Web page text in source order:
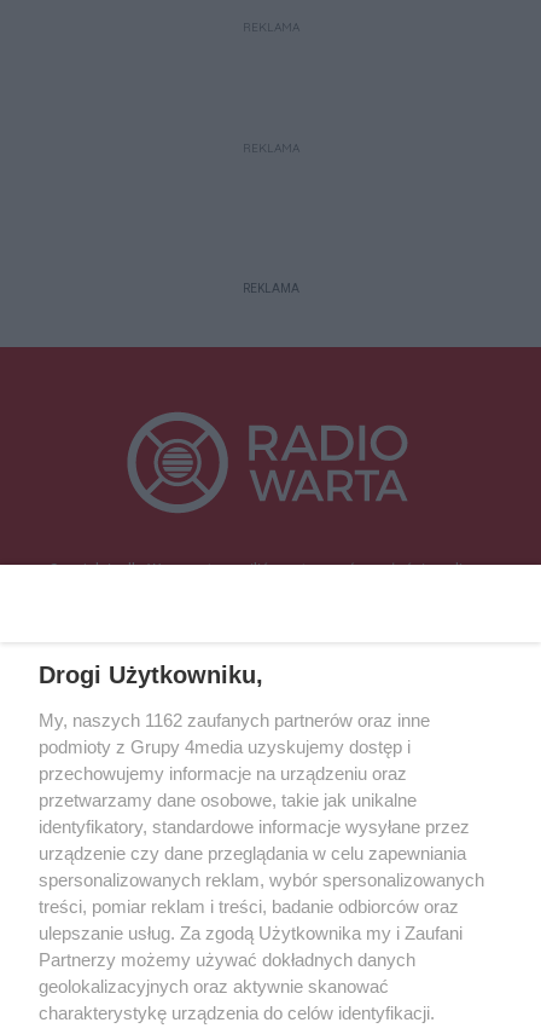
REKLAMA
REKLAMA
REKLAMA
Specjalnie dla Was postanowiliśmy stworzyć rozgłośnię radiową
Śrem, Jarocin, Gniezno, Ostrów Wlkp.).
Kontakt Reklama Patronat
Dane firmowe
Regulamin serwisu i ogłoszeń drobnych
Regulamin konkursów
Polityka prywatności
Przetwarzanie danych osobowych
Zapisz się do newslettera
Dołącz do grona ludzi najlepiej poinformowanych!
Zapisz się »
Drogi Użytkowniku,
My, naszych 1162 zaufanych partnerów oraz inne
podmioty z Grupy 4media uzyskujemy dostęp i
przechowujemy informacje na urządzeniu oraz
przetwarzamy dane osobowe, takie jak unikalne
identyfikatory, standardowe informacje wysyłane przez
urządzenie czy dane przeglądania w celu zapewniania
spersonalizowanych reklam, wybór spersonalizowanych
treści, pomiar reklam i treści, badanie odbiorców oraz
ulepszanie usług. Za zgodą Użytkownika my i Zaufani
Partnerzy możemy używać dokładnych danych
geolokalizacyjnych oraz aktywnie skanować
charakterystykę urządzenia do celów identyfikacji.